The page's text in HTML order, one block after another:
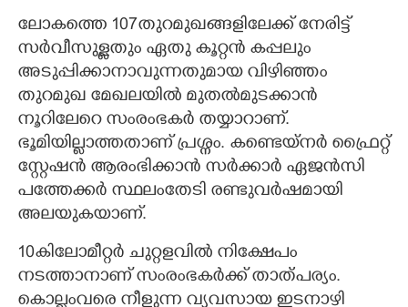
ലോകത്തെ 107തുറമുഖങ്ങളിലേക്ക് നേരിട്ട്
സർവീസുള്ളതും ഏതു കൂറ്റൻ കപ്പലും
അടുപ്പിക്കാനാവുന്നതുമായ വിഴിഞ്ഞം
തുറമുഖ മേഖലയിൽ മുതൽമുടക്കാൻ
നൂറിലേറെ സംരംഭകർ തയ്യാറാണ്.
ഭൂമിയില്ലാത്തതാണ് പ്രശ്നം. കണ്ടെയ്നർ ഫ്രൈറ്റ്
സ്റ്റേഷൻ ആരംഭിക്കാൻ സർക്കാർ ഏജൻസി
പത്തേക്കർ സ്ഥലംതേടി രണ്ടുവർഷമായി
അലയുകയാണ്.
10കിലോമീറ്റർ ചുറ്റളവിൽ നിക്ഷേപം
നടത്താനാണ് സംരംഭകർക്ക് താത്പര്യം.
കൊല്ലംവരെ നീളുന്ന വ്യവസായ ഇടനാഴി